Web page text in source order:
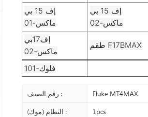
إف 15 بي
ماكس-01
إف 15 بي
ماكس-02
إف17بي
ماكس-02
طقم F17BMAX
فلوك-101
رقم الصنف :
Fluke MT4MAX
النظام (موك) :
1pcs